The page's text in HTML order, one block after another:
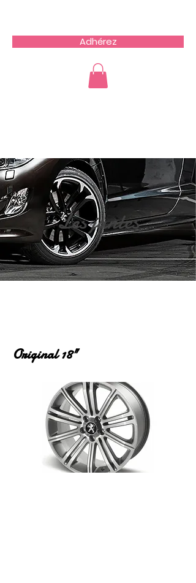
Adhérez
Les jantes
Original 18"